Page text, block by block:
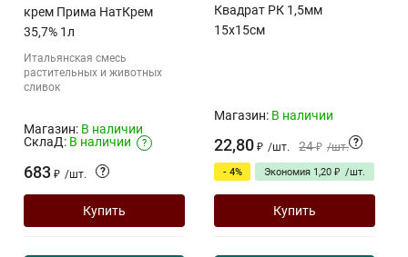
крем Прима НатКрем
35,7% 1л
Итальянская смесь
растительных и животных
сливок
Магазин: В наличии
СклаД: В наличии ?
683 ₽ /шт. ?
Купить
Квадрат РК 1,5мм
15х15см
Магазин: В наличии
22,80 ₽ /шт. 24 ₽ /шт. ?
- 4% Экономия 1,20 ₽ /шт.
Купить